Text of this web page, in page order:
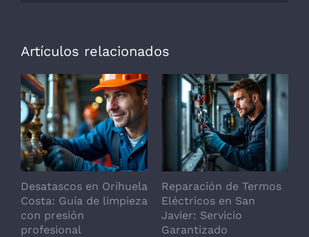
Artículos relacionados
Desatascos en Orihuela
Costa: Guía de limpieza
con presión
profesional
Reparación de Termos
Eléctricos en San
Javier: Servicio
Garantizado